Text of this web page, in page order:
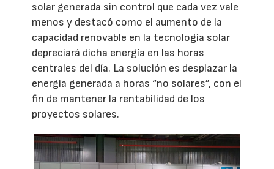
solar generada sin control que cada vez vale
menos y destacó como el aumento de la
capacidad renovable en la tecnología solar
depreciará dicha energía en las horas
centrales del día. La solución es desplazar la
energía generada a horas “no solares”, con el
fin de mantener la rentabilidad de los
proyectos solares.